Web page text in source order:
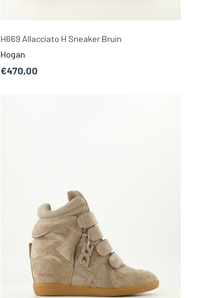
H669 Allacciato H Sneaker Bruin
Hogan
€470,00